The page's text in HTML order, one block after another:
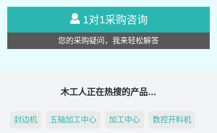
1对1采购咨询
您的采购疑问，我来轻松解答
木工人正在热搜的产品…
封边机 五轴加工中心 加工中心 数控开料机